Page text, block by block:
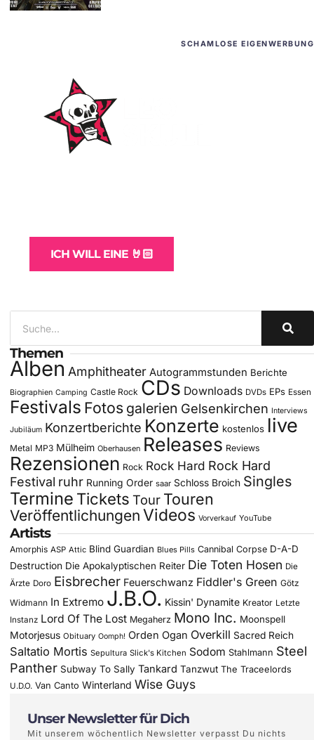
SCHAMLOSE EIGENWERBUNG
ICH WILL EINE 🤘🏻
Themen
Alben Amphitheater Autogrammstunden Berichte
Biographien Camping Castle Rock CDs Downloads DVDs EPs Essen
Festivals Fotos galerien Gelsenkirchen Interviews
Jubiläum Konzertberichte Konzerte kostenlos live
Metal MP3 Mülheim Oberhausen Releases Reviews
Rezensionen Rock Rock Hard Rock Hard
Festival ruhr Running Order saar Schloss Broich Singles
Termine Tickets Tour Touren
Veröffentlichungen Videos Vorverkauf YouTube
Artists
Amorphis ASP Attic Blind Guardian Blues Pills Cannibal Corpse D-A-D
Destruction Die Apokalyptischen Reiter Die Toten Hosen Die
Ärzte Doro Eisbrecher Feuerschwanz Fiddler's Green Götz
Widmann In Extremo J.B.O. Kissin' Dynamite Kreator Letzte
Instanz Lord Of The Lost Megaherz Mono Inc. Moonspell
Motorjesus Obituary Oomph! Orden Ogan Overkill Sacred Reich
Saltatio Mortis Sepultura Slick's Kitchen Sodom Stahlmann Steel
Panther Subway To Sally Tankard Tanzwut The Traceelords
U.D.O. Van Canto Winterland Wise Guys
Unser Newsletter für Dich
Mit unserem wöchentlich Newsletter verpasst Du nichts